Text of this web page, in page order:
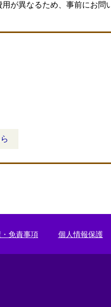
が異なるため、事前にお問
免責事項 個人情報保護